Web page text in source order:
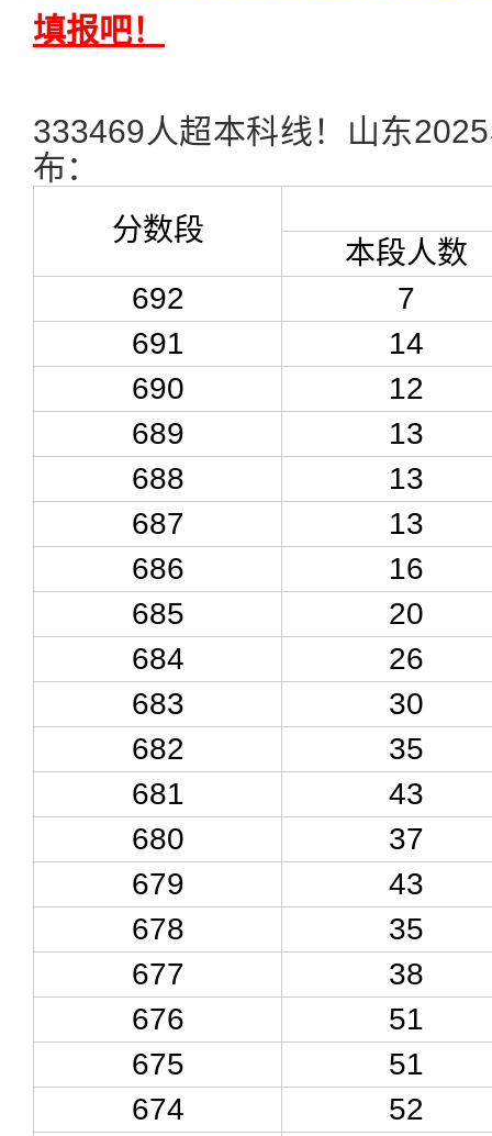
填报吧！
333469人超本科线！山东
布：
分数段
本段人数
692
7
691
14
690
12
689
13
688
13
687
13
686
16
685
20
684
26
683
30
682
35
681
43
680
37
679
43
678
35
677
38
676
51
675
51
674
52